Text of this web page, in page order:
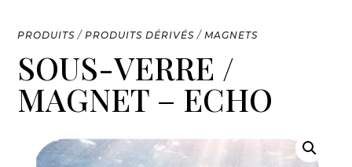
PRODUITS /PRODUITS DÉRIVÉS /MAGNETS
SOUS-VERRE /
MAGNET – ECHO